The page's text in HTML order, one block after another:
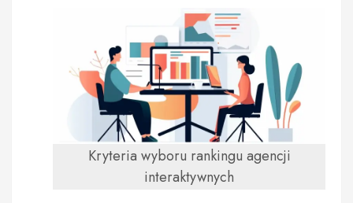
Kryteria wyboru rankingu agencji
interaktywnych